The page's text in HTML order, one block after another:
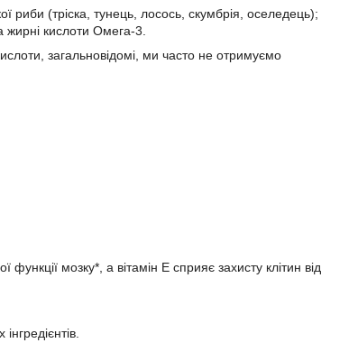
риби (тріска, тунець, лосось, скумбрія, оселедець);
жирні кислоти Омега-3.
загальновідомі, ми часто не отримуємо
мозку*, а вітамін E сприяє захисту клітин від